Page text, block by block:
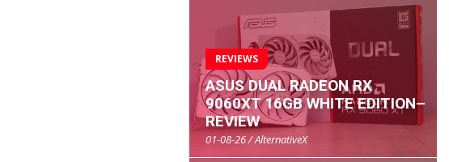
REVIEWS
ASUS DUAL RADEON RX
9060XT 16GB WHITE EDITION–
REVIEW
01-08-26 / AlternativeX